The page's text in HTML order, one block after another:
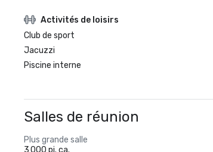
Activités de loisirs
Club de sport
Jacuzzi
Piscine interne
Salles de réunion
Plus grande salle
3 000 pi. ca.